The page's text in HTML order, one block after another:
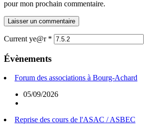
pour mon prochain commentaire.
Current ye@r *
Évènements
Forum des associations à Bourg-Achard
05/09/2026
Reprise des cours de l'ASAC / ASBEC